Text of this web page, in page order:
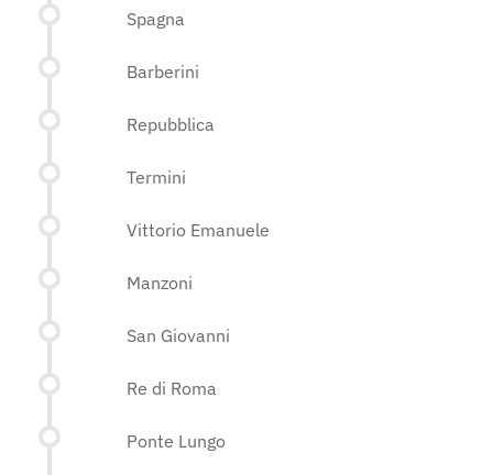
Spagna
Barberini
Repubblica
Termini
Vittorio Emanuele
Manzoni
San Giovanni
Re di Roma
Ponte Lungo